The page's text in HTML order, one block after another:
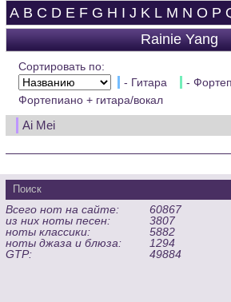
A B C D E F G H I J K L M N O P
Rainie Yang
Сортировать по:
- Гитара
-
Фортепиано + гитара/вокал
Ai Mei
Всего нот на сайте:
60867
из них ноты песен:
3807
ноты классики:
5882
ноты джаза и блюза:
1294
GTP:
49884